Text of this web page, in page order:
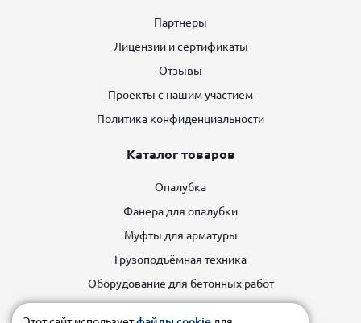
Партнеры
Лицензии и сертификаты
Отзывы
Проекты с нашим участием
Политика конфиденциальности
Каталог товаров
Опалубка
Фанера для опалубки
Муфты для арматуры
Грузоподъёмная техника
Оборудование для бетонных работ